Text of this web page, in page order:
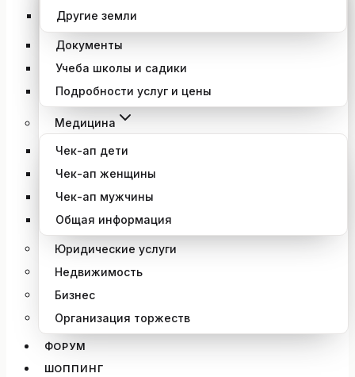
Другие земли
Документы
Учеба школы и садики
Подробности услуг и цены
Медицина
Чек-ап дети
Чек-ап женщины
Чек-ап мужчины
Общая информация
Юридические услуги
Недвижимость
Бизнес
Организация торжеств
ФОРУМ
ШОППИНГ